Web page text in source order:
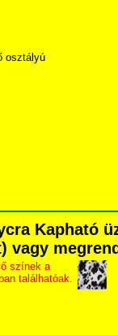
osztályú
Kapható
vagy
színek a
találhatóak.